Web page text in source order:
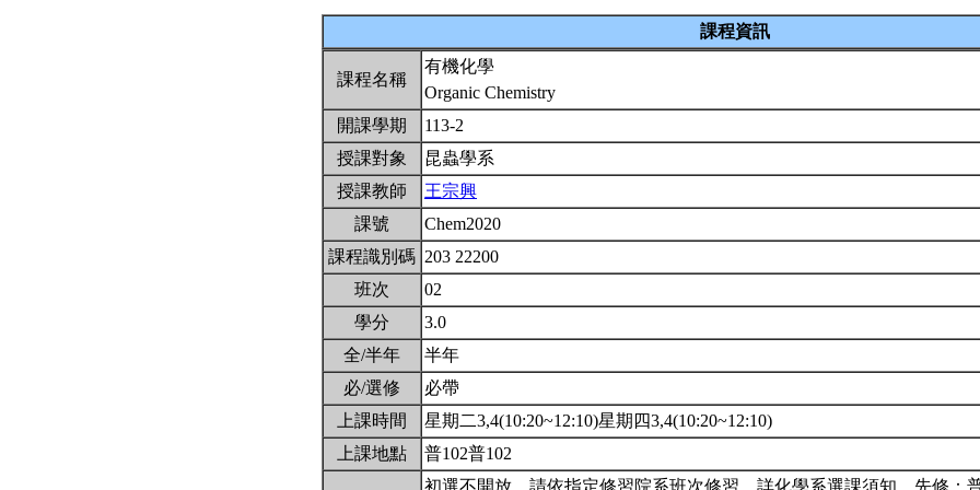
課程資訊
課程名稱
有機化學
Organic Chemistry
開課學期
113-2
授課對象
昆蟲學系
授課教師
王宗興
課號
Chem2020
課程識別碼 203 22200
班次
02
學分
3.0
全/半年
半年
必/選修
必帶
上課時間
星期二3,4(10:20~12:10)星期四3,4(10:20~12:10)
上課地點
普102普102
初選不開放。請依指定修習院系班次修習。詳化學系選課須知。先修：